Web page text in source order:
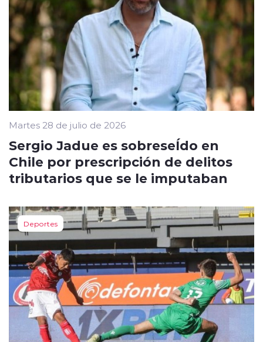
Martes 28 de julio de 2026
Sergio Jadue es sobreseÍdo en
Chile por prescripción de delitos
tributarios que se le imputaban
Deportes